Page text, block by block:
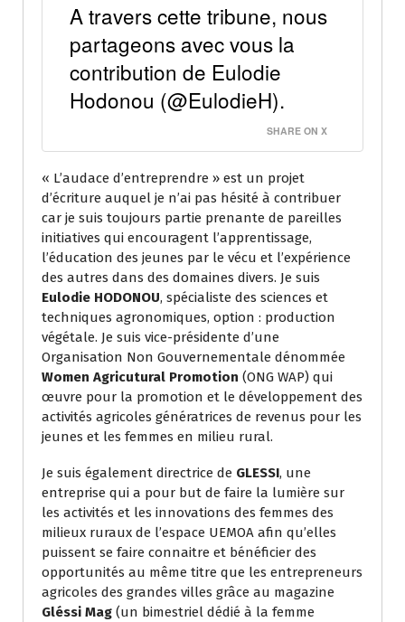
A travers cette tribune, nous
partageons avec vous la
contribution de Eulodie
Hodonou (@EulodieH).
SHARE ON X
« L’audace d’entreprendre » est un projet
d’écriture auquel je n’ai pas hésité à contribuer
car je suis toujours partie prenante de pareilles
initiatives qui encouragent l’apprentissage,
l’éducation des jeunes par le vécu et l’expérience
des autres dans des domaines divers. Je suis
Eulodie HODONOU, spécialiste des sciences et
techniques agronomiques, option : production
végétale. Je suis vice-présidente d’une
Organisation Non Gouvernementale dénommée
Women Agricutural Promotion (ONG WAP) qui
œuvre pour la promotion et le développement des
activités agricoles génératrices de revenus pour les
jeunes et les femmes en milieu rural.
Je suis également directrice de GLESSI, une
entreprise qui a pour but de faire la lumière sur
les activités et les innovations des femmes des
milieux ruraux de l’espace UEMOA afin qu’elles
puissent se faire connaitre et bénéficier des
opportunités au même titre que les entrepreneurs
agricoles des grandes villes grâce au magazine
Gléssi Mag (un bimestriel dédié à la femme